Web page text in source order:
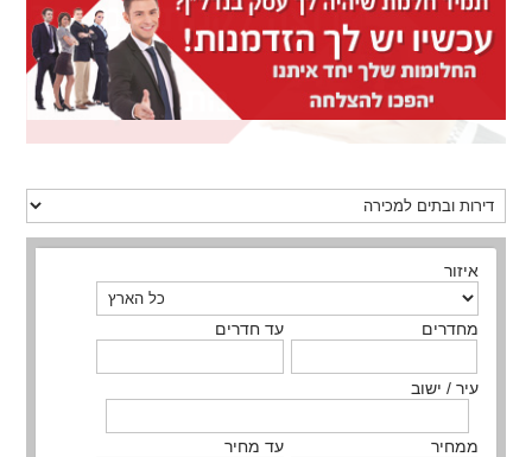
איזור
מחדרים עד חדרים
עיר / ישוב
ממחיר עד מחיר